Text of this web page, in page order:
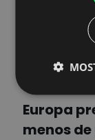
Europa
menos